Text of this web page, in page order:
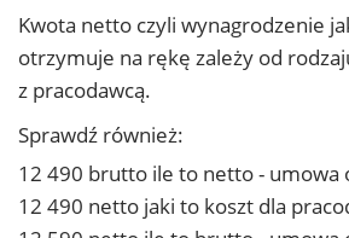
Kwota netto czyli wynagrodzenie
otrzymuje na rękę zależy od
z pracodawcą.
Sprawdź również:
12 490 brutto ile to netto - umowa
12 490 netto jaki to koszt dla